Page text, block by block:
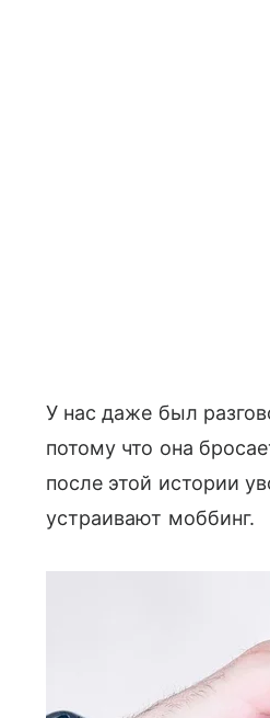
У нас даже был
потому что она
после этой истории
устраивают моббинг.